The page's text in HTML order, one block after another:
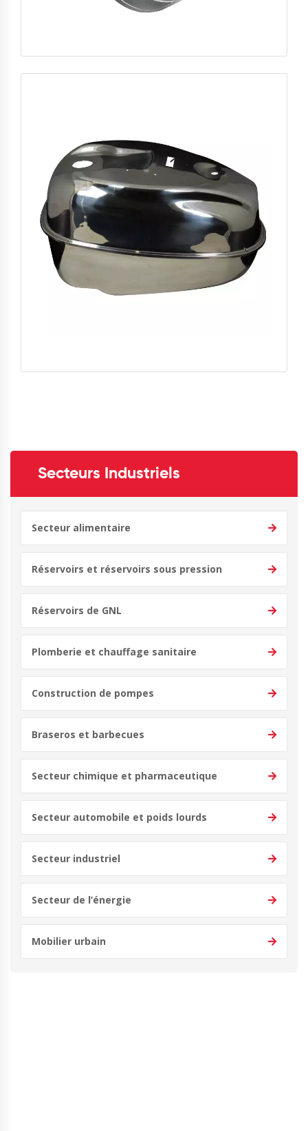
Secteurs Industriels
Secteur alimentaire
Réservoirs et réservoirs sous pression
Réservoirs de GNL
Plomberie et chauffage sanitaire
Construction de pompes
Braseros et barbecues
Secteur chimique et pharmaceutique
Secteur automobile et poids lourds
Secteur industriel
Secteur de l’énergie
Mobilier urbain